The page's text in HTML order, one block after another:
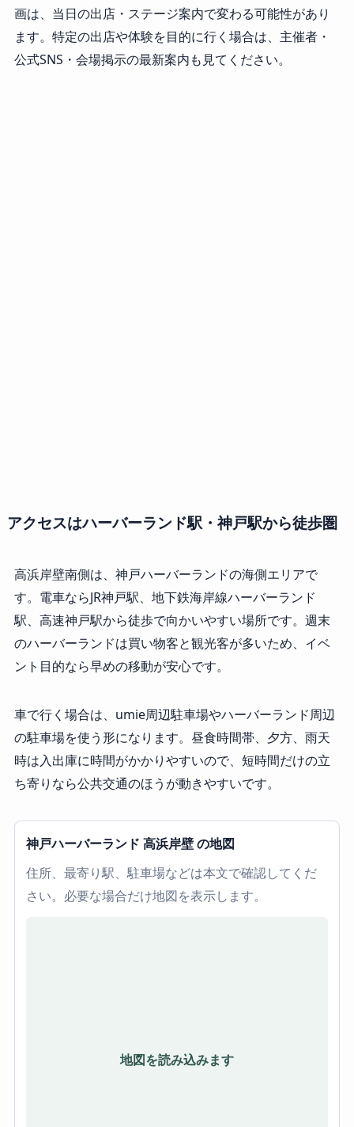
画は、当日の出店・ステージ案内で変わる可能性があり
ます。特定の出店や体験を目的に行く場合は、主催者・
公式SNS・会場掲示の最新案内も見てください。
アクセスはハーバーランド駅・神戸駅から徒歩圏
高浜岸壁南側は、神戸ハーバーランドの海側エリアで
す。電車ならJR神戸駅、地下鉄海岸線ハーバーランド
駅、高速神戸駅から徒歩で向かいやすい場所です。週末
のハーバーランドは買い物客と観光客が多いため、イベ
ント目的なら早めの移動が安心です。
車で行く場合は、umie周辺駐車場やハーバーランド周辺
の駐車場を使う形になります。昼食時間帯、夕方、雨天
時は入出庫に時間がかかりやすいので、短時間だけの立
ち寄りなら公共交通のほうが動きやすいです。
神戸ハーバーランド 高浜岸壁 の地図
住所、最寄り駅、駐車場などは本文で確認してくだ
さい。必要な場合だけ地図を表示します。
地図を読み込みます